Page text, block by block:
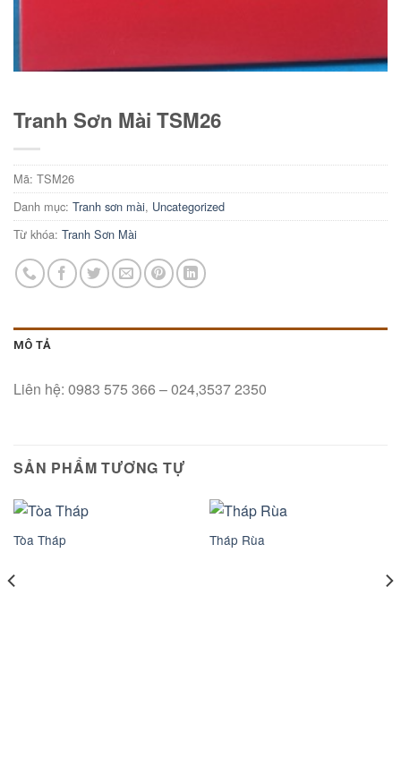
Tranh Sơn Mài TSM26
Mã: TSM26
Danh mục: Tranh sơn mài, Uncategorized
Từ khóa: Tranh Sơn Mài
MÔ TẢ
Liên hệ: 0983 575 366 – 024,3537 2350
SẢN PHẨM TƯƠNG TỰ
Tòa Tháp Tháp Rùa